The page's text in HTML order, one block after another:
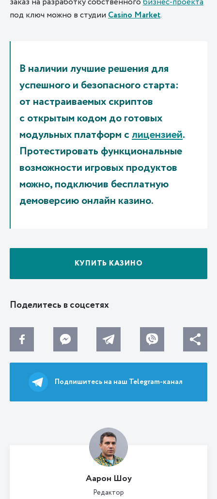
под ключ можно в студииCasino Market.
В наличии лучшие решения для
успешного и безопасного старта:
от настраиваемых скриптов
с открытым кодом до готовых
модульных платформ слицензией.
Протестировать функциональные
возможности игровых продуктов
можно, подключив бесплатную
демоверсию онлайн казино.
КУПИТЬ КАЗИНО
Поделитесь в соцсетях
Подпишитесь на наш Telegram-канал
Аарон Шоу
Редактор